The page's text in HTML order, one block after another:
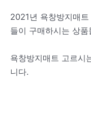
2021년 욕창방지매
들이 구매하시는 상
욕창방지매트 고르시
니다.